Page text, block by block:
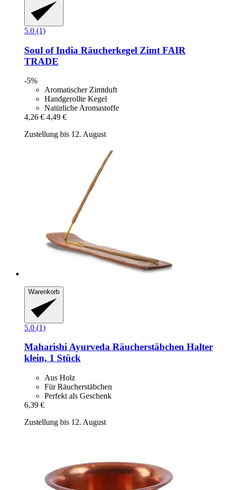
5.0 (1)
Soul of India Räucherkegel Zimt FAIR
TRADE
-5%
Aromatischer Zimtduft
Handgerollte Kegel
Natürliche Aromastoffe
4,26 € 4,49 €
Zustellung bis 12. August
Warenkorb
5.0 (1)
Maharishi Ayurveda Räucherstäbchen Halter
klein, 1 Stück
Aus Holz
Für Räucherstäbchen
Perfekt als Geschenk
6,39 €
Zustellung bis 12. August